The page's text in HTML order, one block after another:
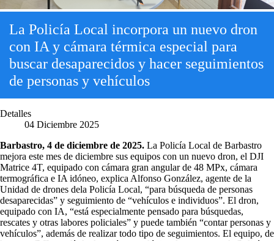
La Policía Local incorpora un nuevo dron
con IA y cámara térmica especial para
buscar desaparecidos y hacer seguimientos
de personas y vehículos
Detalles
04 Diciembre 2025
Barbastro, 4 de diciembre de 2025. La Policía Local de Barbastro
mejora este mes de diciembre sus equipos con un nuevo dron, el DJI
Matrice 4T, equipado con cámara gran angular de 48 MPx, cámara
termográfica e IA idóneo, explica Alfonso González, agente de la
Unidad de drones dela Policía Local, “para búsqueda de personas
desaparecidas” y seguimiento de “vehículos e individuos”. El dron,
equipado con IA, “está especialmente pensado para búsquedas,
rescates y otras labores policiales” y puede también “contar personas y
vehículos”, además de realizar todo tipo de seguimientos. El equipo, de